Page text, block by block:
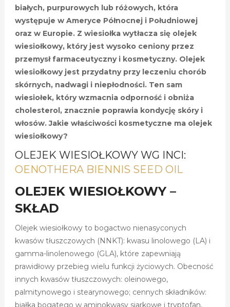
białych, purpurowych lub różowych, która
występuje w Ameryce Północnej i Południowej
oraz w Europie. Z wiesiołka wytłacza się olejek
wiesiołkowy, który jest wysoko ceniony przez
przemysł farmaceutyczny i kosmetyczny. Olejek
wiesiołkowy jest przydatny przy leczeniu chorób
skórnych, nadwagi i niepłodności. Ten sam
wiesiołek, który wzmacnia odporność i obniża
cholesterol, znacznie poprawia kondycję skóry i
włosów. Jakie właściwości kosmetyczne ma olejek
wiesiołkowy?
OLEJEK WIESIOŁKOWY WG INCI:
OENOTHERA BIENNIS SEED OIL
OLEJEK WIESIOŁKOWY –
SKŁAD
Olejek wiesiołkowy to bogactwo nienasyconych
kwasów tłuszczowych (NNKT): kwasu linolowego (LA) i
gamma-linolenowego (GLA), które zapewniają
prawidłowy przebieg wielu funkcji życiowych. Obecność
innych kwasów tłuszczowych: oleinowego,
palmitynowego i stearynowego; cennych składników:
białka bogatego w aminokwasy siarkowe i tryptofan,